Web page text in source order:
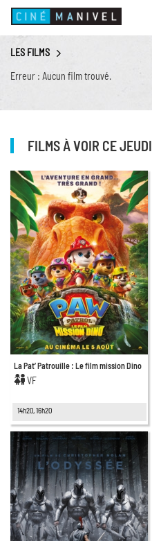
ACCUEIL
PROGRAMME
ANIMATIONS
CINÉ CAFÉ | RESTAURANT
INFOS PRATIQUES
LES FILMS
Erreur : Aucun film trouvé.
FILMS À VOIR CE JEUDI
La Pat’ Patrouille : Le film mission Dino
VF
14h20, 16h20